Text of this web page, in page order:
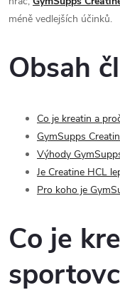
méně vedlejších účinků.
Obsah
Co je kreatin a
GymSupps
Výhody
Je Creatine HCL
Pro koho je
Co je